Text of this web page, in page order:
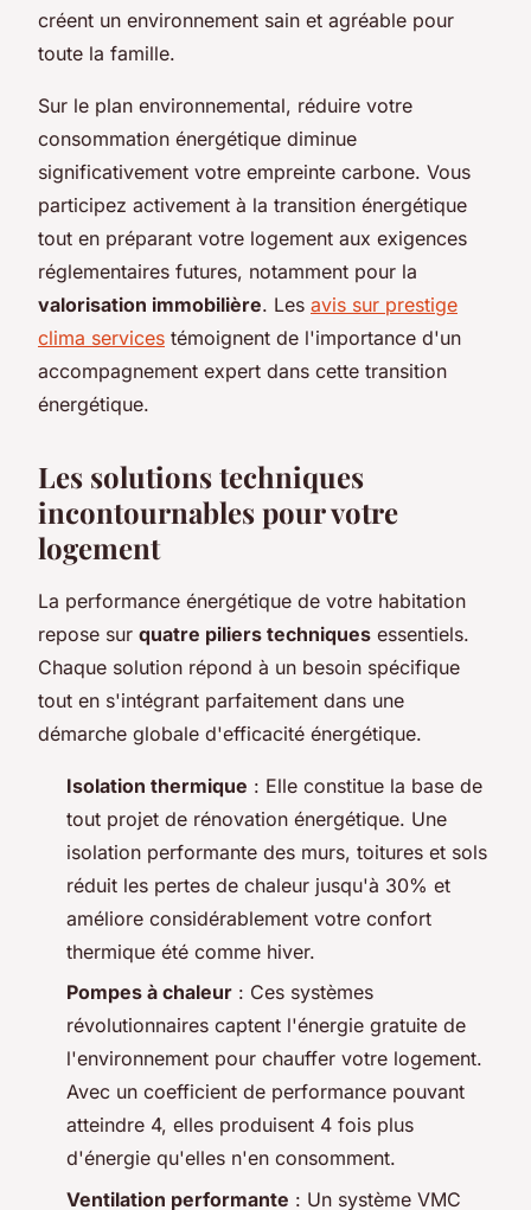
créent un environnement sain et agréable pour
toute la famille.
Sur le plan environnemental, réduire votre
consommation énergétique diminue
significativement votre empreinte carbone. Vous
participez activement à la transition énergétique
tout en préparant votre logement aux exigences
réglementaires futures, notamment pour la
valorisation immobilière. Les avis sur prestige
clima services témoignent de l'importance d'un
accompagnement expert dans cette transition
énergétique.
Les solutions techniques
incontournables pour votre
logement
La performance énergétique de votre habitation
repose sur quatre piliers techniques essentiels.
Chaque solution répond à un besoin spécifique
tout en s'intégrant parfaitement dans une
démarche globale d'efficacité énergétique.
Isolation thermique : Elle constitue la base de
tout projet de rénovation énergétique. Une
isolation performante des murs, toitures et sols
réduit les pertes de chaleur jusqu'à 30% et
améliore considérablement votre confort
thermique été comme hiver.
Pompes à chaleur : Ces systèmes
révolutionnaires captent l'énergie gratuite de
l'environnement pour chauffer votre logement.
Avec un coefficient de performance pouvant
atteindre 4, elles produisent 4 fois plus
d'énergie qu'elles n'en consomment.
Ventilation performante : Un système VMC